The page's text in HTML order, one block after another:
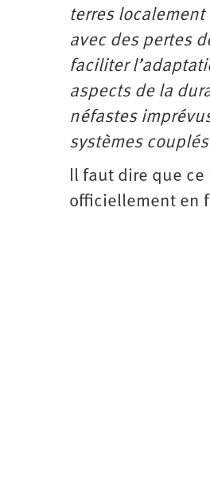
terres localement
avec des pertes
faciliter
aspects de la
néfastes
systèmes
Il faut dire que
officiellement en